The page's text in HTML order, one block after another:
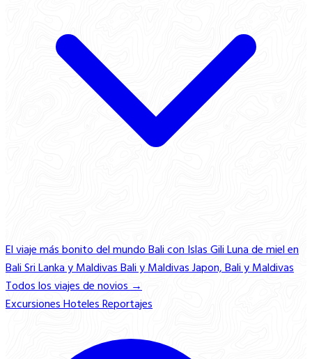
El viaje más bonito del mundoBali con Islas GiliLuna de miel en
BaliSri Lanka y MaldivasBali y MaldivasJapon, Bali y Maldivas
Todos los viajes de novios →
ExcursionesHotelesReportajes